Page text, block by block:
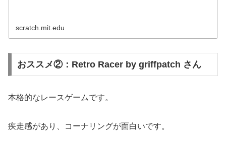
scratch.mit.edu
おススメ②：Retro Racer by griffpatch さん
本格的なレースゲームです。
疾走感があり、コーナリングが面白いです。